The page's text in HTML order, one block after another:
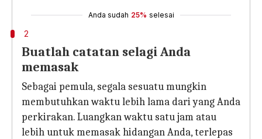
Anda sudah 25% selesai
2
Buatlah catatan selagi Anda
memasak
Sebagai pemula, segala sesuatu mungkin
membutuhkan waktu lebih lama dari yang Anda
perkirakan. Luangkan waktu satu jam atau
lebih untuk memasak hidangan Anda, terlepas